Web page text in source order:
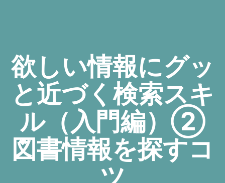
欲しい情報にグッ
と近づく検索スキ
ル（入門編）②
図書情報を探すコ
ツ